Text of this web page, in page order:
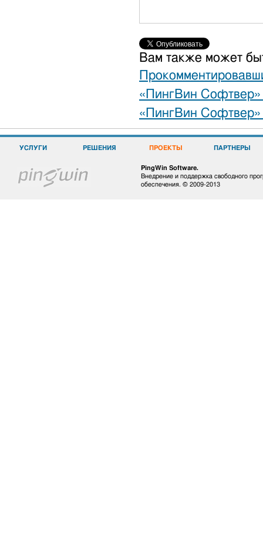
Вам также может
«ПингВин Софтвер»
«ПингВин
УСЛУГИ РЕШЕНИЯ ПРОЕКТЫ ПАРТНЕРЫ
PingWin Software.
Внедрение и поддержка свободного
обеспечения. © 2009-2013